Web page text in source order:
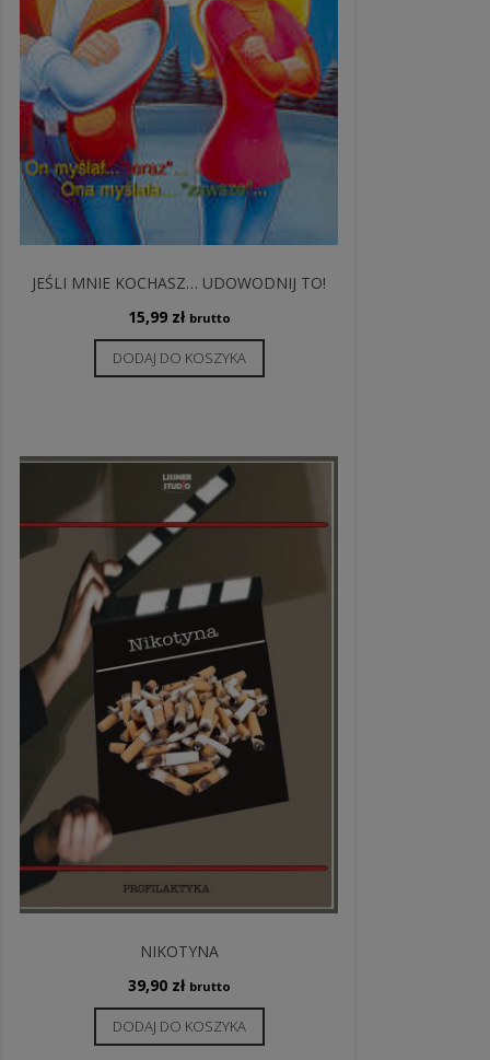
JEŚLI MNIE KOCHASZ… UDOWODNIJ TO!
15,99 zł brutto
DODAJ DO KOSZYKA
NIKOTYNA
39,90 zł brutto
DODAJ DO KOSZYKA